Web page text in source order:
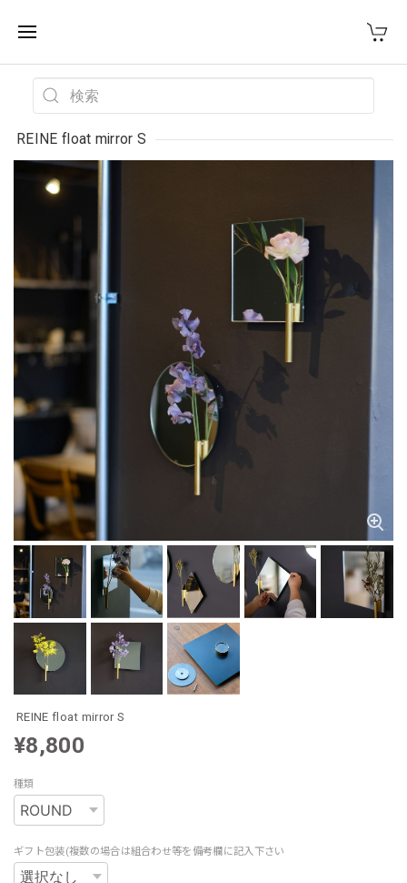
REINE float mirror S
REINE float mirror S
¥8,800
種類
ギフト包装(複数の場合は組合わせ等を備考欄に記入下さい